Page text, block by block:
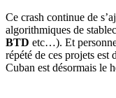
Ce crash continue de
algorithmiques de
BTD etc…). Et
répété de ces projets est
Cuban est désormais le